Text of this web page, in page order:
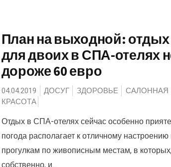
План на выходной: отдых
для двоих в СПА-отелях
дороже 60 евро
04.04.2019 ДОСУГ ЗДОРОВЬЕ
САЛОННАЯ
КРАСОТА
Отдых в СПА-отелях сейчас особенно
погода располагает к отличному настроению
прогулкам по живописным местам, в